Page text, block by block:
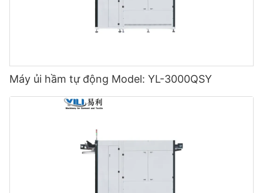
Máy ủi hầm tự động Model: YL-3000QSY